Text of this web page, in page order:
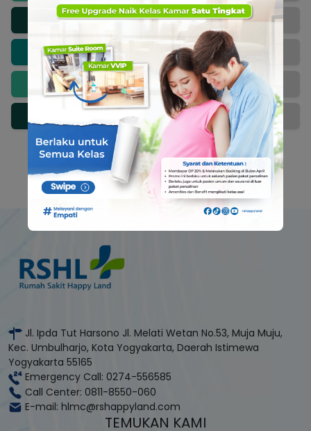
Kamis
-
Jumat
-
Sabtu
-
Jl. Ipda Tut Harsono Jl. Melati Wetan No.53, Muja Muju,
Kec. Umbulharjo, Kota Yogyakarta, Daerah Istimewa
Yogyakarta 55165
Emergency Call: 0274-556585
Call Center: 0811-8550-060
E-mail: hlmc@rshappyland.com
TEMUKAN KAMI